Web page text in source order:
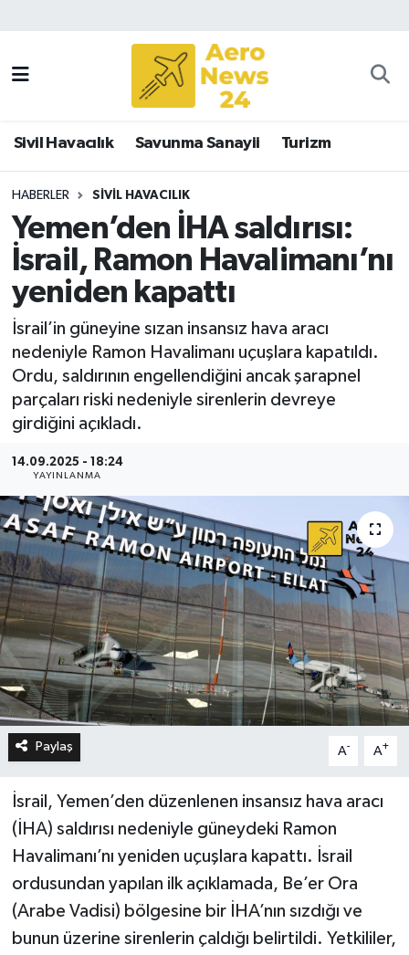
Sivil Havacılık Savunma Sanayii Turizm
HABERLER SIVIL HAVACILIK
Yemen’den İHA saldırısı:
İsrail, Ramon Havalimanı’nı
yeniden kapattı
İsrail’in güneyine sızan insansız hava aracı
nedeniyle Ramon Havalimanı uçuşlara kapatıldı.
Ordu, saldırının engellendiğini ancak şarapnel
parçaları riski nedeniyle sirenlerin devreye
girdiğini açıkladı.
14.09.2025 - 18:24
YAYINLANMA
Paylaş A- A+
İsrail, Yemen’den düzenlenen insansız hava aracı
(İHA) saldırısı nedeniyle güneydeki Ramon
Havalimanı’nı yeniden uçuşlara kapattı. İsrail
ordusundan yapılan ilk açıklamada, Be’er Ora
(Arabe Vadisi) bölgesine bir İHA’nın sızdığı ve
bunun üzerine sirenlerin çaldığı belirtildi. Yetkililer,